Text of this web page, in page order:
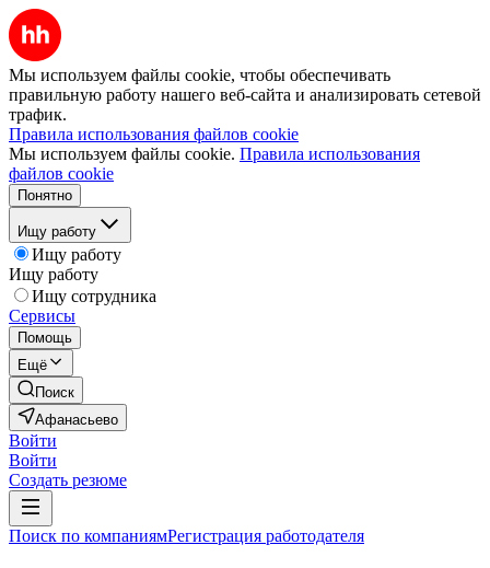
Мы используем файлы cookie, чтобы обеспечивать
правильную работу нашего веб-сайта и анализировать сетевой
трафик.
Правила использования файлов cookie
Мы используем файлы cookie. Правила использования
файлов cookie
Понятно
Ищу работу
Ищу работу
Ищу работу
Ищу сотрудника
Сервисы
Помощь
Ещё
Поиск
Афанасьево
Войти
Войти
Создать резюме
Поиск по компаниямРегистрация работодателя